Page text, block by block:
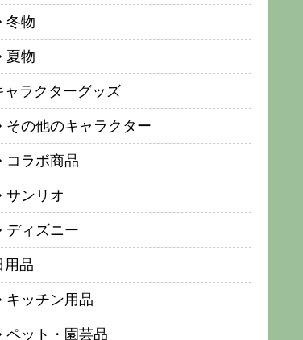
冬物
夏物
ャラクターグッズ
その他のキャラクター
コラボ商品
サンリオ
ディズニー
用品
キッチン用品
ペット・園芸品